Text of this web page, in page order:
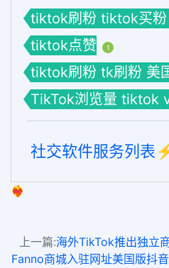
tiktok刷粉 tiktok买
tiktok点赞 1
tiktok刷粉 tk刷粉 美
TikTok浏览量 tiktok
社交软件服务列表
❤️‍🔥
上一篇:海外TikTok推出独立
Fanno商城入驻网址美国版抖